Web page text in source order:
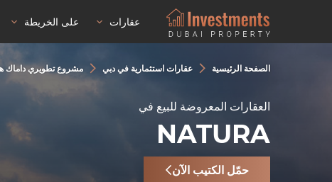
عقارات على الخريطة
الصفحة الرئيسية عقارات استثمارية في دبي مشروع تطويري داماك
العقارات المعروضة للبيع في
NATURA
حمّل الكتيب الآن